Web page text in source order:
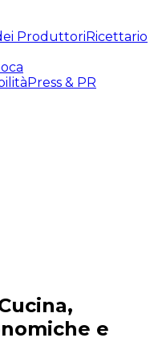
ProduttoriRicettario
Press & PR
Esperienze
e